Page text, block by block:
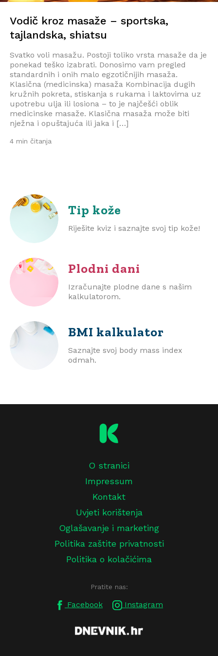
Vodič kroz masaže – sportska,
tajlandska, shiatsu
Svatko voli masažu. Postoji toliko vrsta masaže da je
ponekad teško izabrati. Donosimo vam pregled
standardnih i onih malo egzotičnijih masaža.
Klasična (medicinska) masaža Kombinacija dugih
kružnih pokreta, stiskanja s rukama i laktovima uz
upotrebu ulja ili losiona – to je najčešći oblik
medicinske masaže. Klasična masaža može biti
nježna i opuštajuća ili jaka i […]
4 min čitanja
Tip kože
Riješite kviz i saznajte svoj tip kože!
Plodni dani
Izračunajte plodne dane s našim
kalkulatorom.
BMI kalkulator
Saznajte svoj body mass index
odmah.
O stranici
Impressum
Kontakt
Uvjeti korištenja
Oglašavanje i marketing
Politika zaštite privatnosti
Politika o kolačićima
Pratite nas:
Facebook Instagram